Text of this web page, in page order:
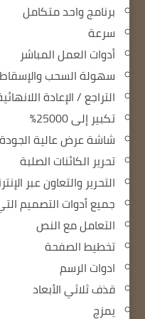
برنامج واحد متكامل
سرعة
أدوات العمل المباشر
سهولة السحب والإسقاط
التراجع / الإعادة
تكبير إلى 25000%
شاشة عرض عالية الجودة
تحرير الكائنات الصلبة
التحرير والتعاون عبر
جميع أدوات التصميم
التعامل مع النص
تخطيط الصفحة
ادوات الرسم
قذف ثلاثي الأبعاد
يمزج